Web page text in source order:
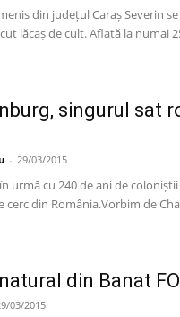
din județul Caraș Severin
lăcaș de cult. Aflată la numai
singurul sat
- 29/03/2015
urmă cu 240 de ani de
cerc din România.Vorbim de
din Banat
03/2015